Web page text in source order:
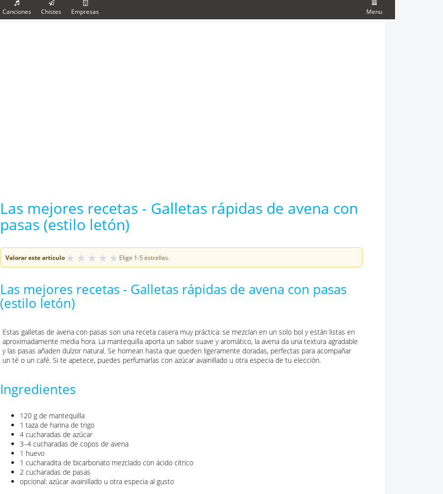
Canciones Chistes Empresas Menu
Las mejores recetas - Galletas rápidas de avena con
pasas (estilo letón)
Valorar este articulo★ ★ ★ ★ ★ Elige 1-5 estrellas.
Las mejores recetas - Galletas rápidas de avena con pasas
(estilo letón)
Estas galletas de avena con pasas son una receta casera muy práctica: se mezclan en un solo bol y están listas en
aproximadamente media hora. La mantequilla aporta un sabor suave y aromático, la avena da una textura agradable
y las pasas añaden dulzor natural. Se hornean hasta que queden ligeramente doradas, perfectas para acompañar
un té o un café. Si te apetece, puedes perfumarlas con azúcar avainillado u otra especia de tu elección.
Ingredientes
120 g de mantequilla
1 taza de harina de trigo
4 cucharadas de azúcar
3–4 cucharadas de copos de avena
1 huevo
1 cucharadita de bicarbonato mezclado con ácido cítrico
2 cucharadas de pasas
opcional: azúcar avainillado u otra especia al gusto